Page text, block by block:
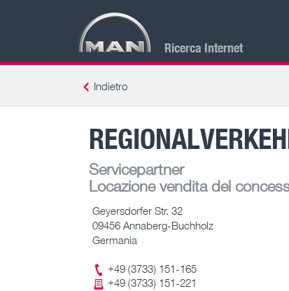
Ricerca Internet
Indietro
Servicepartner
Locazione vendita del
Geyersdorfer Str. 32
09456 Annaberg-Buchholz
Germania
+49 (3733) 151-165
+49 (3733) 151-221